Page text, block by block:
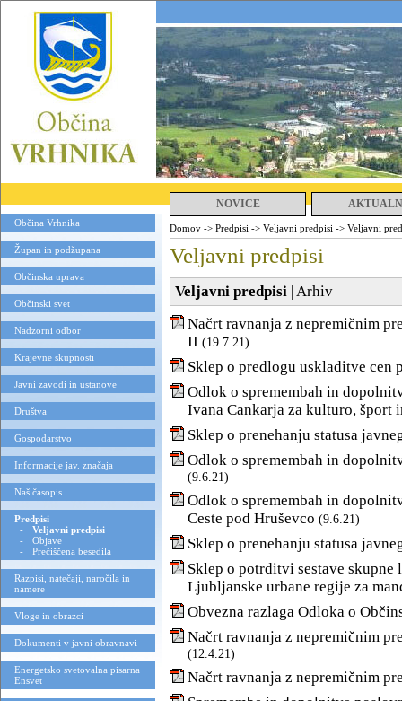
NOVICE
Občina Vrhnika
Župan in podžupana
Občinska uprava
Občinski svet
Nadzorni odbor
Krajevne skupnosti
Javni zavodi in ustanove
Društva
Gospodarstvo
Informacije jav. značaja
Naš časopis
Predpisi
-
Veljavni predpisi
-
Objave
-
Prečiščena besedila
Razpisi, natečaji, naročila in
namere
Vloge in obrazci
Dokumenti v javni obravnavi
Energetsko svetovalna pisarna
Ensvet
Domov -> Predpisi -> Veljavni predpisi -> Veljavni
Veljavni predpisi
Veljavni predpisi |Arhiv
Načrt ravnanja z nepremičnim
II (19.7.21)
Sklep o predlogu uskladitve cen
Odlok o spremembah in
Ivana Cankarja za kulturo, šport
Sklep o prenehanju statusa
Odlok o spremembah in
(9.6.21)
Odlok o spremembah in
Ceste pod Hruševco (9.6.21)
Sklep o prenehanju statusa
Sklep o potrditvi sestave skupne
Ljubljanske urbane regije za
Obvezna razlaga Odloka o
Načrt ravnanja z nepremičnim
(12.4.21)
Načrt ravnanja z nepremičnim